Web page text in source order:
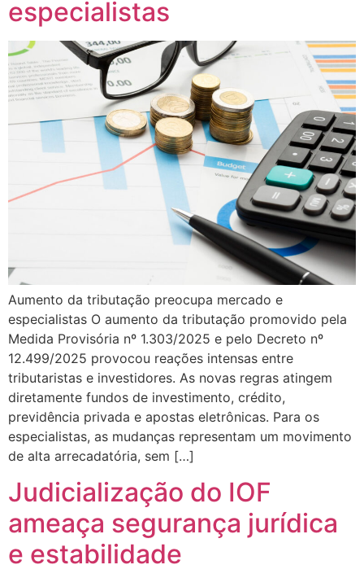
especialistas
Aumento da tributação preocupa mercado e
especialistas O aumento da tributação promovido pela
Medida Provisória nº 1.303/2025 e pelo Decreto nº
12.499/2025 provocou reações intensas entre
tributaristas e investidores. As novas regras atingem
diretamente fundos de investimento, crédito,
previdência privada e apostas eletrônicas. Para os
especialistas, as mudanças representam um movimento
de alta arrecadatória, sem […]
Judicialização do IOF
ameaça segurança jurídica
e estabilidade